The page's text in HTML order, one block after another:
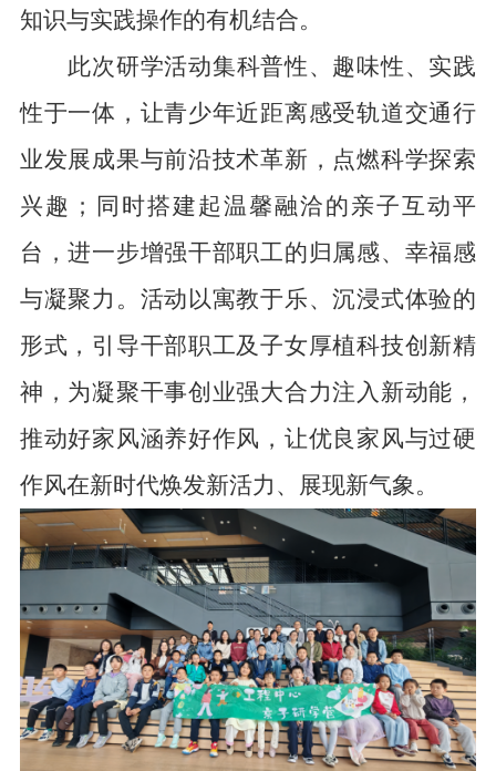
知识与实践操作的有机结合。
此次研学活动集科普性、趣味性、实践
性于一体，让青少年近距离感受轨道交通行
业发展成果与前沿技术革新，点燃科学探索
兴趣；同时搭建起温馨融洽的亲子互动平
台，进一步增强干部职工的归属感、幸福感
与凝聚力。活动以寓教于乐、沉浸式体验的
形式，引导干部职工及子女厚植科技创新精
神，为凝聚干事创业强大合力注入新动能，
推动好家风涵养好作风，让优良家风与过硬
作风在新时代焕发新活力、展现新气象。